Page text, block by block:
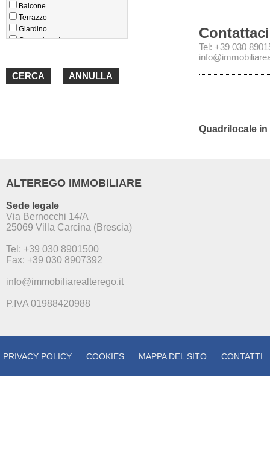
termoconvettori
Balcone
Terrazzo
Giardino
Cappotto esterno
Contattaci
Tel: +39 030
Quadrilocale in
ALTEREGO IMMOBILIARE
Sede legale
Via Bernocchi 14/A
25069 Villa Carcina (Brescia)
Tel: +39 030 8901500
Fax: +39 030 8907392
info@immobiliarealterego.it
P.IVA 01988420988
PRIVACY POLICY COOKIES MAPPA DEL SITO CONTATTI